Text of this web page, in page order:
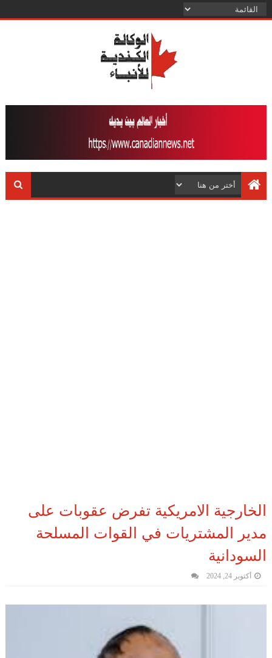
الخارجية الامريكية تفرض عقوبات على
مدير المشتريات في القوات المسلحة
السودانية
أكتوبر 24, 2024